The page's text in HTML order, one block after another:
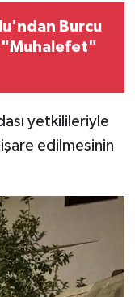
Burcu
"Muhalefet"
yetkilileriyle
edilmesinin